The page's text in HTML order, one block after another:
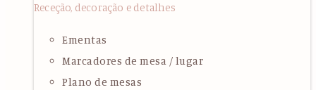
Receção, decoração e detalhes
Ementas
Marcadores de mesa / lugar
Plano de mesas